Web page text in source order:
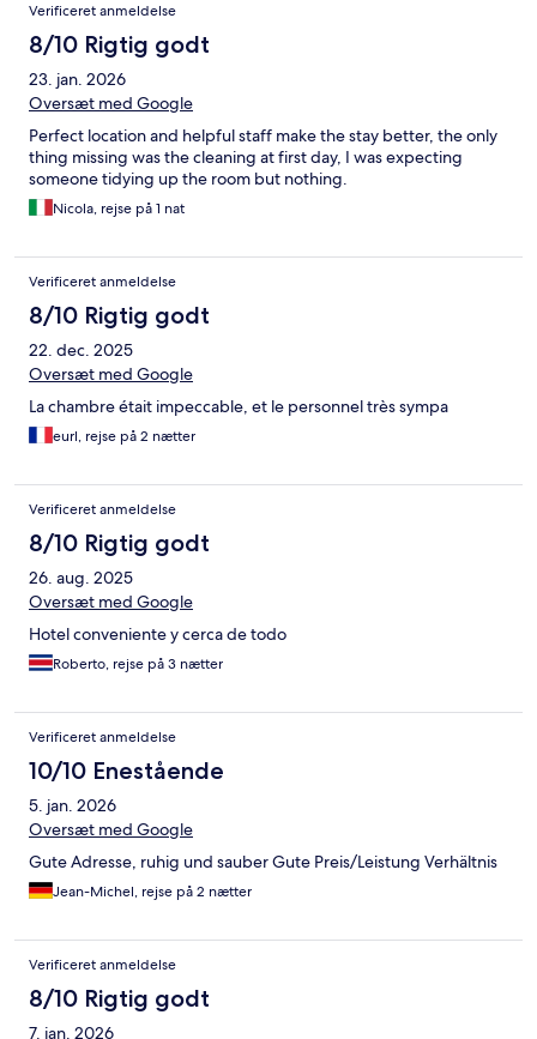
Verificeret anmeldelse
8/10 Rigtig godt
23. jan. 2026
Oversæt med Google
Perfect location and helpful staff make the stay better, the only
thing missing was the cleaning at first day, I was expecting
someone tidying up the room but nothing.
Nicola, rejse på 1 nat
Verificeret anmeldelse
8/10 Rigtig godt
22. dec. 2025
Oversæt med Google
La chambre était impeccable, et le personnel très sympa
eurl, rejse på 2 nætter
Verificeret anmeldelse
8/10 Rigtig godt
26. aug. 2025
Oversæt med Google
Hotel conveniente y cerca de todo
Roberto, rejse på 3 nætter
Verificeret anmeldelse
10/10 Enestående
5. jan. 2026
Oversæt med Google
Gute Adresse, ruhig und sauber Gute Preis/Leistung Verhältnis
Jean-Michel, rejse på 2 nætter
Verificeret anmeldelse
8/10 Rigtig godt
7. jan. 2026